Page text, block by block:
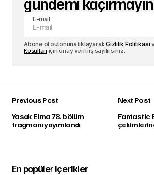
E-mail
Abone ol butonuna tıklayarakGizlilik Politikası
Koşulları için onay vermiş sayılırsınız.
Previous Post
Yasak Elma 78. bölüm
fragmanı yayımlandı
Next Post
Fantastic
En popüler içerikler